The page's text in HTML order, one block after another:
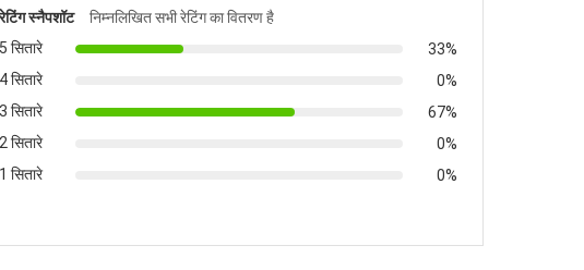
रेटिंग स्नैपशॉट
निम्नलिखित सभी रेटिंग का वितरण है
5 सितारे
33%
4 सितारे
0%
3 सितारे
67%
2 सितारे
0%
1 सितारे
0%